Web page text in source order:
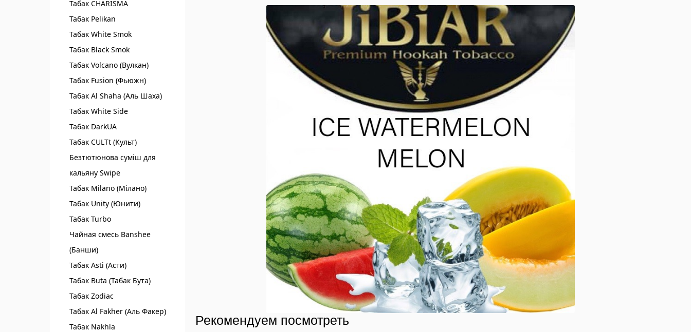
Табак CHARISMA
Табак Pelikan
Табак White Smok
Табак Black Smok
Табак Volcano (Вулкан)
Табак Fusion (Фьюжн)
Табак Al Shaha (Аль Шаха)
Табак White Side
Табак DarkUA
Табак CULTt (Культ)
Безтютюнова суміш для
кальяну Swipe
Табак Milano (Мілано)
Табак Unity (Юнити)
Табак Turbo
Чайная смесь Banshee
(Банши)
Табак Asti (Асти)
Табак Buta (Табак Бута)
Табак Zodiac
Табак Al Fakher (Аль Факер)
Табак Nakhla
Рекомендуем посмотреть